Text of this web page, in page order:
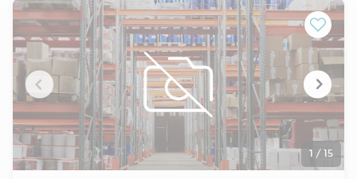
État de l'immeuble : Bon état
Certifications/Label (autre) : Pas de label
Parkings (commentaires) : Places de parking disponibles en
sous-sol
Date (dernière mise à jour) : 2026-07-16
Bail : Commercial 3 6 9
Honoraires / Location: À la charge du preneur
Commentaires: GAPD de 3 MOIS DE LOYER TTC
OBLIGATOIRE
1 / 15